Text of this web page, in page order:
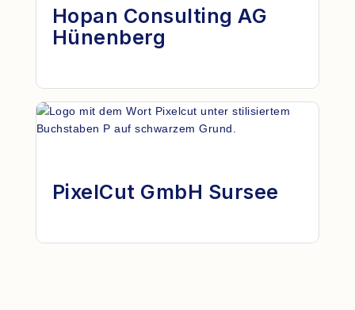
Hopan Consulting AG
Hünenberg
PixelCut GmbH Sursee